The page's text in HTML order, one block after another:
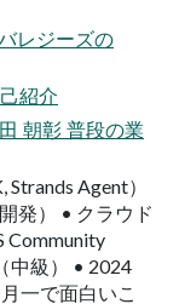
レジーズの
紹介
朝彰 普段の業
Agent）
発） • クラウド
Community
中級） • 2024
一で面白いこ